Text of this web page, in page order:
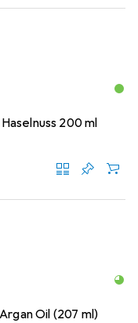
200 ml
Oil (207 ml)